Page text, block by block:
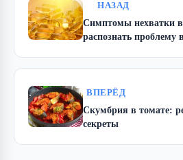
НАЗАД
Симптомы нехватки
распознать проблему
ВПЕРЁД
Скумбрия в томате:
секреты